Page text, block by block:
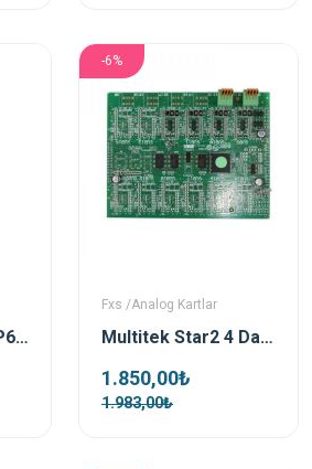
Grandstream GHP611 Siyah Ip Duvar Telefonu
-6%
Fxs /Analog Kartlar
Multitek Star2 4 Dahili Abone Kartı
1.850,00₺
1.983,00₺